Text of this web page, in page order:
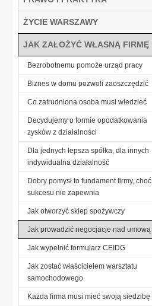
ŻYCIE WARSZAWY
JAK ZAŁOŻYĆ WŁASNĄ FIRMĘ
Bezrobotnemu pomoże urząd pracy
Biznes w domu pozwoli zaoszczędzić
Co zatrudniona osoba musi wiedzieć
Decydujemy o formie opodatkowania
zysków z działalności
Dla jednych lepsza spółka, dla innych
indywidualna działalność
Dobry pomysł to fundament firmy, choć
sukcesu nie zapewnia
Jak otworzyć sklep spożywczy
Jak prowadzić negocjacje nad umową
Jak wypełnić formularz CEIDG
Jak zostać właścicielem warsztatu
samochodowego
Każda firma musi mieć swoją siedzibę